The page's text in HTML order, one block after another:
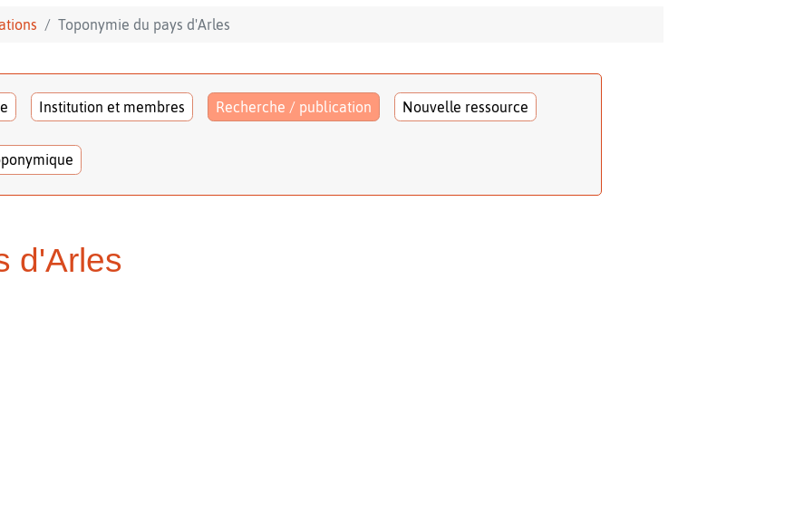
Toponymie du pays d'Arles
Institution et membres Recherche / publication Nouvelle ressource
d'Arles